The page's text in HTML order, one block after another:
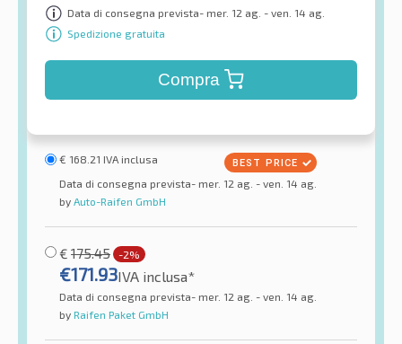
Data di consegna prevista- mer. 12 ag. - ven. 14 ag.
Spedizione gratuita
Compra
€ 168.21 IVA inclusa
Data di consegna prevista- mer. 12 ag. - ven. 14 ag.
by Auto-Raifen GmbH
€ 175.45 -2%
€171.93IVA inclusa*
Data di consegna prevista- mer. 12 ag. - ven. 14 ag.
by Raifen Paket GmbH